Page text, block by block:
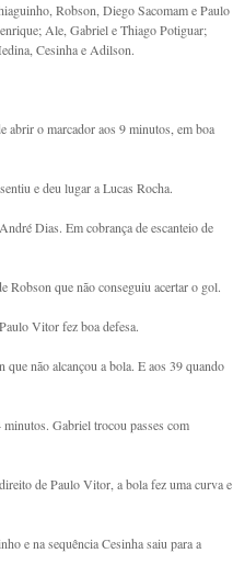
Robson, Diego Sacomam e Paulo
Ale, Gabriel e Thiago Potiguar;
Cesinha e Adilson.
abrir o marcador aos 9 minutos, em boa
e deu lugar a Lucas Rocha.
Dias. Em cobrança de escanteio de
Robson que não conseguiu acertar o gol.
Vitor fez boa defesa.
que não alcançou a bola. E aos 39 quando
minutos. Gabriel trocou passes com
de Paulo Vitor, a bola fez uma curva e
e na sequência Cesinha saiu para a